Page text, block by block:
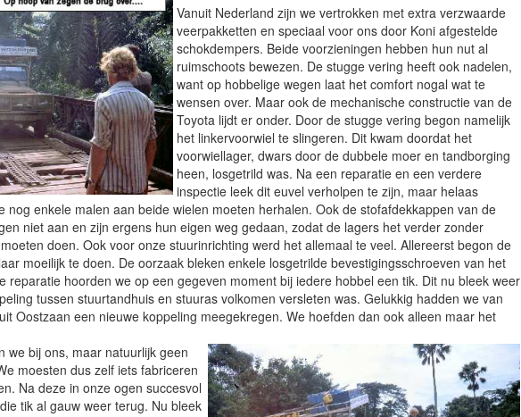
Vanuit Nederland zijn we vertrokken met extra verzwaarde
veerpakketten en speciaal voor ons door Koni afgestelde
schokdempers. Beide voorzieningen hebben hun nut al
ruimschoots bewezen. De stugge vering heeft ook nadelen,
want op hobbelige wegen laat het comfort nogal wat te
wensen over. Maar ook de mechanische constructie van de
Toyota lijdt er onder. Door de stugge vering begon namelijk
het linkervoorwiel te slingeren. Dit kwam doordat het
voorwiellager, dwars door de dubbele moer en tandborging
heen, losgetrild was. Na een reparatie en een verdere
inspectie leek dit euvel verholpen te zijn, maar helaas
nog enkele malen aan beide wielen moeten herhalen. Ook de stofafdekkappen van de
niet aan en zijn ergens hun eigen weg gedaan, zodat de lagers het verder zonder
doen. Ook voor onze stuurinrichting werd het allemaal te veel. Allereerst begon de
moeilijk te doen. De oorzaak bleken enkele losgetrilde bevestigingsschroeven van het
reparatie hoorden we op een gegeven moment bij iedere hobbel een tik. Dit nu bleek weer
tussen stuurtandhuis en stuuras volkomen versleten was. Gelukkig hadden we van
Oostzaan een nieuwe koppeling meegekregen. We hoefden dan ook alleen maar het
we bij ons, maar natuurlijk geen
moesten dus zelf iets fabriceren
Na deze in onze ogen succesvol
tik al gauw weer terug. Nu bleek